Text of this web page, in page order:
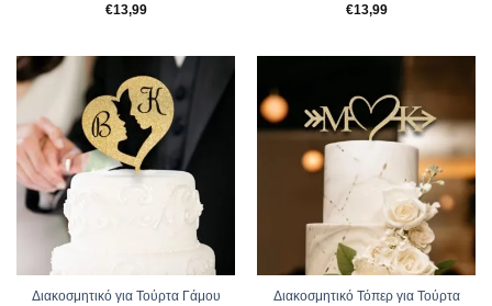
€13,99
€13,99
Διακοσμητικό για Τούρτα Γάμου
Διακοσμητικό Τόπερ για Τούρτα